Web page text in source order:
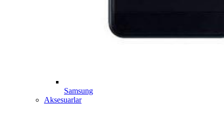
Samsung
Aksesuarlar